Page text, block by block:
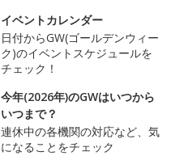
イベントカレンダー
日付からGW(ゴールデンウィー
ク)のイベントスケジュールを
チェック！
今年(2026年)のGWはいつから
いつまで？
連休中の各機関の対応など、気
になることをチェック